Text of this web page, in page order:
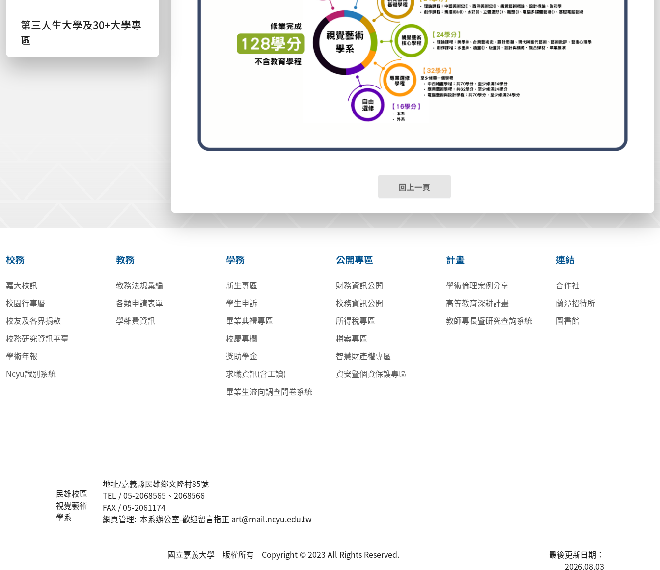
第三人生大學及30+大學專
區
回上一頁
校務
嘉大校訊
校園行事曆
校友及各界捐款
校務研究資訊平臺
學術年報
Ncyu識別系統
教務
教務法規彙編
各類申請表單
學雜費資訊
學務
新生專區
學生申訴
畢業典禮專區
校慶專欄
獎助學金
求職資訊(含工讀)
畢業生流向調查問卷系統
公開專區
財務資訊公開
校務資訊公開
所得稅專區
檔案專區
智慧財產權專區
資安暨個資保護專區
計畫
學術倫理案例分享
高等教育深耕計畫
教師專長暨研究查詢系統
連結
合作社
蘭潭招待所
圖書館
民雄校區
視覺藝術
學系
地址/嘉義縣民雄鄉文隆村85號
TEL / 05-2068565、2068566
FAX / 05-2061174
網頁管理: 本系辦公室-歡迎留言指正 art@mail.ncyu.edu.tw
國立嘉義大學 版權所有 Copyright © 2023 All Rights Reserved.
最後更新日期：
2026.08.03